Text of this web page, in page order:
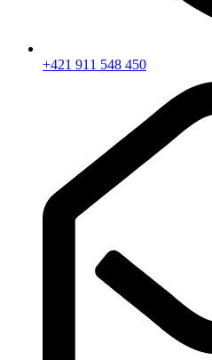
+421 911 548 450